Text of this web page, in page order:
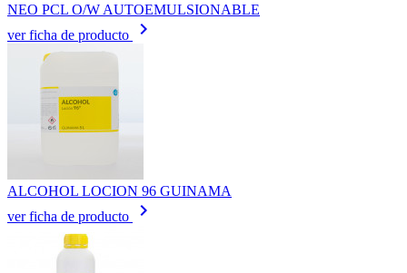
NEO PCL O/W AUTOEMULSIONABLE
ver ficha de producto
keyboard_arrow_right
ALCOHOL LOCION 96 GUINAMA
ver ficha de producto
keyboard_arrow_right